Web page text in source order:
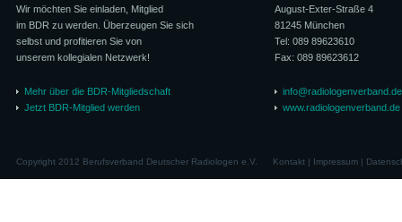
Wir möchten Sie einladen, Mitglied
im BDR zu werden. Überzeugen Sie sich
selbst und profitieren Sie von
unserem kollegialen Netzwerk!
Mehr über die BDR-Mitgliedschaft
Jetzt BDR-Mitglied werden
August-Exter-Straße 4
81245 München
Tel: 089 89623610
Fax: 089 89623612
info@radiologenverband.de
www.radiologenverband.de
Copyright 2012 Berufsverband Deutscher Radiologen e.V. Kontakt| Impressum|